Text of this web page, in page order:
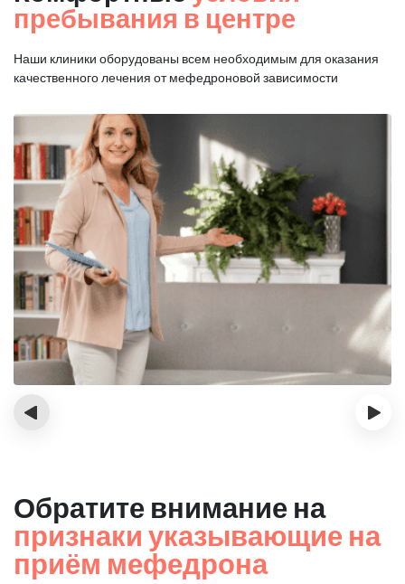
пребывания в центре
Наши клиники оборудованы всем необходимым для оказания
качественного лечения от мефедроновой зависимости
‹ ›
Обратите внимание на
признаки указывающие на
приём мефедрона